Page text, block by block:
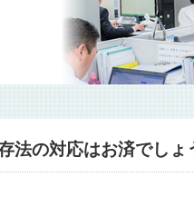
法の対応はお済でしょ